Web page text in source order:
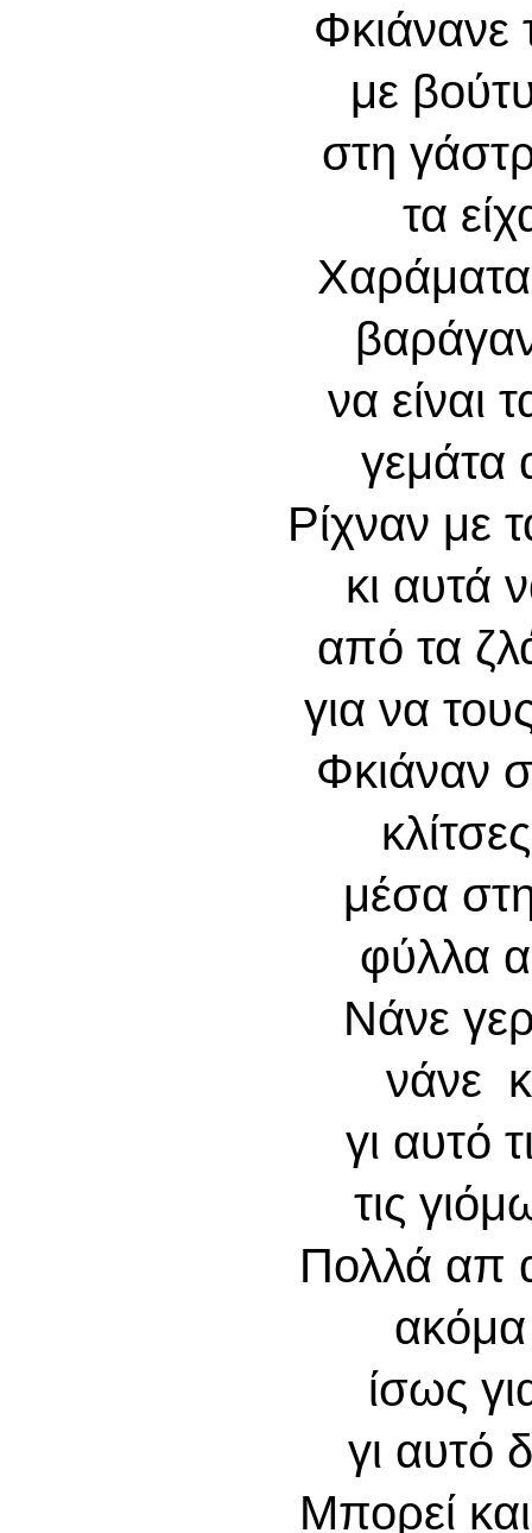
με
στη
τα
να είναι
γεμάτα
Ρίχναν με
κι αυτά
από τα
για να
Φκιάναν
μέσα
φύλλα
Νάνε
νάνε
γι αυτό
τις
Πολλά απ
ίσως
γι αυτό
Μπορεί